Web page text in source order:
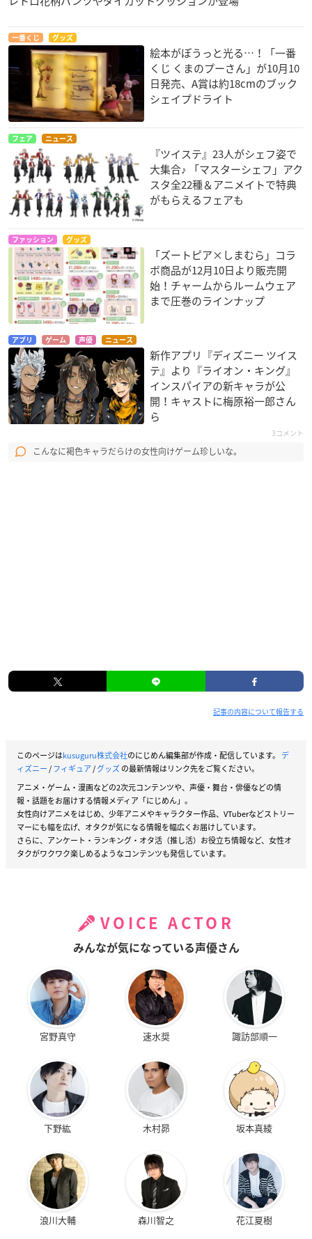
一番くじ グッズ
絵本がぽうっと光る…！「一番
くじ くまのプーさん」が10月10
日発売、A賞は約18cmのブック
シェイプドライト
フェア ニュース
『ツイステ』23人がシェフ姿で
大集合♪ 「マスターシェフ」アク
スタ全22種＆アニメイトで特典
がもらえるフェアも
ファッション グッズ
「ズートピア×しまむら」コラ
ボ商品が12月10日より販売開
始！チャームからルームウェア
まで圧巻のラインナップ
アプリ ゲーム 声優 ニュース
新作アプリ『ディズニー ツイス
テ』より『ライオン・キング』
インスパイアの新キャラが公
開！キャストに梅原裕一郎さん
ら
3コメント
こんなに褐色キャラだらけの女性向けゲーム珍しいな。
記事の内容について報告する
このページはkusuguru株式会社のにじめん編集部が作成・配信しています。 デ
ィズニー/フィギュア/グッズの最新情報はリンク先をご覧ください。
アニメ・ゲーム・漫画などの2次元コンテンツや、声優・舞台・俳優などの情
報・話題をお届けする情報メディア「にじめん」。
女性向けアニメをはじめ、少年アニメやキャラクター作品、VTuberなどストリー
マーにも幅を広げ、オタクが気になる情報を幅広くお届けしています。
さらに、アンケート・ランキング・オタ活（推し活）お役立ち情報など、女性オ
タクがワクワク楽しめるようなコンテンツも発信しています。
VOICE ACTOR
みんなが気になっている声優さん
宮野真守 速水奨 諏訪部順一
下野紘 木村昴 坂本真綾
浪川大輔 森川智之 花江夏樹